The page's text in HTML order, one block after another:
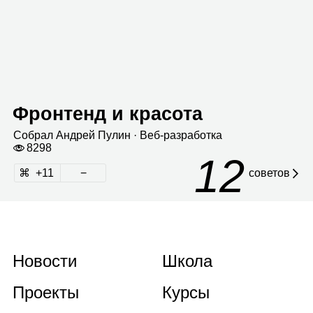
Фронтенд и красота
Собрал Андрей Пулин · Веб‑раз­ра­ботка
8298
11 12 советов
Новости
Проекты
Школа
Курсы